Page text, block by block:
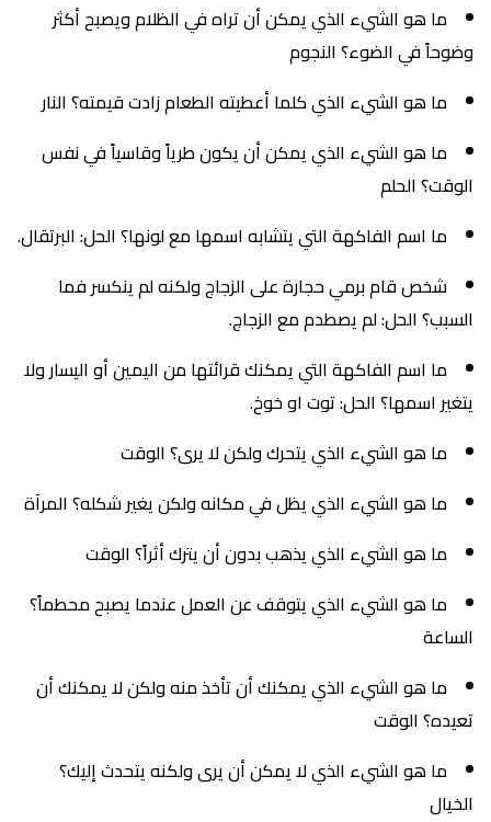
ما هو الشيء الذي يمكن أن تراه في الظلام ويصبح أكثر
وضوحاً في الضوء؟ النجوم
ما هو الشيء الذي كلما أعطيته الطعام زادت قيمته؟ النار
ما هو الشيء الذي يمكن أن يكون طرياً وقاسياً في نفس
الوقت؟ الحلم
ما اسم الفاكهة التي يتشابه اسمها مع لونها؟ الحل: البرتقال.
شخص قام برمي حجارة على الزجاج ولكنه لم ينكسر فما
السبب؟ الحل: لم يصطدم مع الزجاج.
ما اسم الفاكهة التي يمكنك قرائتها من اليمين أو اليسار ولا
يتغير اسمها؟ الحل: توت او خوخ.
ما هو الشيء الذي يتحرك ولكن لا يرى؟ الوقت
ما هو الشيء الذي يظل في مكانه ولكن يغير شكله؟ المرآة
ما هو الشيء الذي يذهب بدون أن يترك أثراً؟ الوقت
ما هو الشيء الذي يتوقف عن العمل عندما يصبح محطماً؟
الساعة
ما هو الشيء الذي يمكنك أن تأخذ منه ولكن لا يمكنك أن
تعيده؟ الوقت
ما هو الشيء الذي لا يمكن أن يرى ولكنه يتحدث إليك؟
الخيال